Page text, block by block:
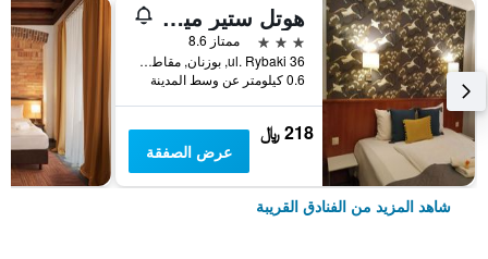
هوتل ستير مياستو أولد تاون
3 نجوم
ممتاز 8.6
ul. Rybaki 36, بوزنان, مقاطعة بولندا الكبرى, بولندا
0.6 كيلومتر عن وسط المدينة
218 ﷼
عرض الصفقة
شاهد المزيد من الفنادق القريبة